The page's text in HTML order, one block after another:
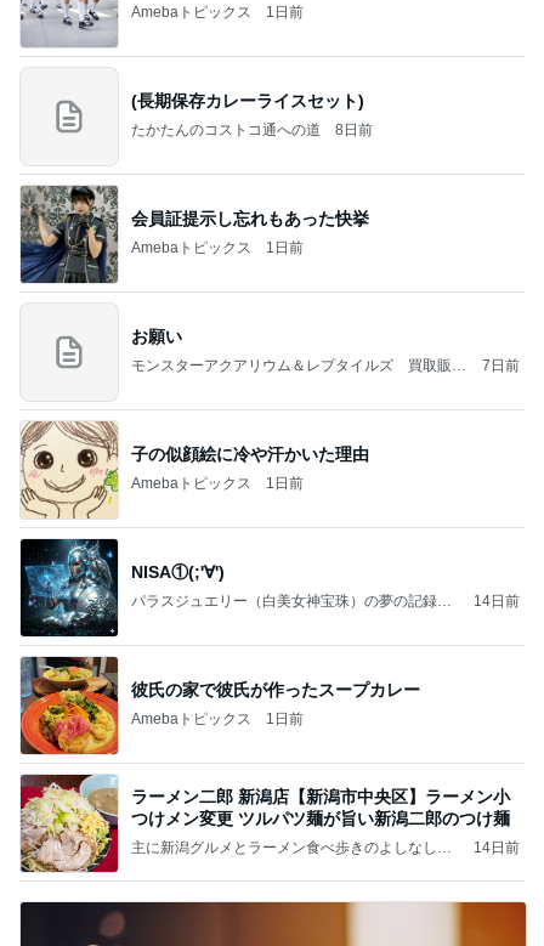
Amebaトピックス 1日前
(長期保存カレーライスセット)
たかたんのコストコ通への道 8日前
会員証提示し忘れもあった快挙
Amebaトピックス 1日前
お願い
モンスターアクアリウム＆レプタイルズ 買取販売
7日前
子の似顔絵に冷や汗かいた理由
Amebaトピックス 1日前
NISA①(;'∀')
パラスジュエリー（白美女神宝珠）の夢の記録
14日前
彼氏の家で彼氏が作ったスープカレー
Amebaトピックス 1日前
ラーメン二郎 新潟店【新潟市中央区】ラーメン小
つけメン変更 ツルパツ麺が旨い新潟二郎のつけ麺
主に新潟グルメとラーメン食べ歩きのよしなしご
14日前